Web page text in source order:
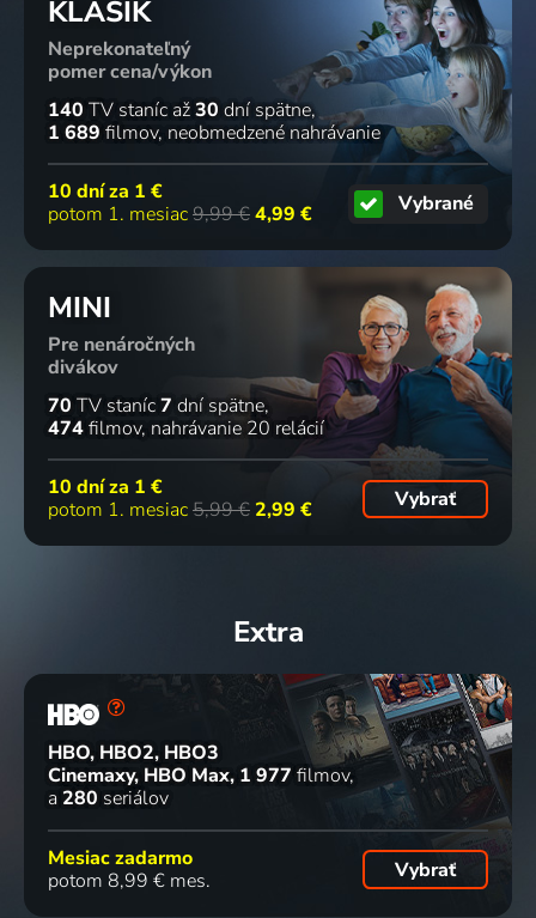
KLASIK
Neprekonateľný
pomer cena/výkon
140 TV staníc až30 dní spätne
1 689 filmov neobmedzené nahrávanie
10 dní za 1 €
potom 1. mesiac9,99 €4,99 € Vybrané
MINI
Pre nenáročných
divákov
70 TV staníc7 dní spätne
474filmov nahrávanie 20 relácií
10 dní za 1 €
potom 1. mesiac5,99 € 2,99 € Vybrať
Extra
HBO, HBO2, HBO3
Cinemaxy, HBO Max 1 977 filmov
a 280 seriálov
Mesiac zadarmo
potom 8,99 € mes.
Vybrať